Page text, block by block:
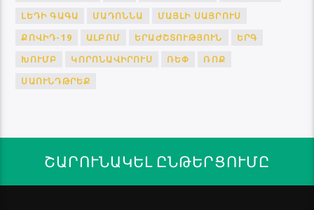
ԼԵԴԻ ԳԱԳԱ
ՄԱԴՈՆՆԱ
ՄԱՅԼԻ ՍԱՅՐՈՒՍ
ՔՈՎԻԴ-19
ԱԼԲՈՄ ԵՐԱԺՇՏՈՒԹՅՈՒՆ
ԵՐԳ
ԽՈՒՄԲ
ԿՈՐՈՆԱՎԻՐՈՒՍ ՌԵՓ
ՌՈՔ
ՍԱՈՒՆԴԹՐԵՔ
ՇԱՐՈՒՆԱԿԵԼ ԸՆԹԵՐՑՈՒՄԸ